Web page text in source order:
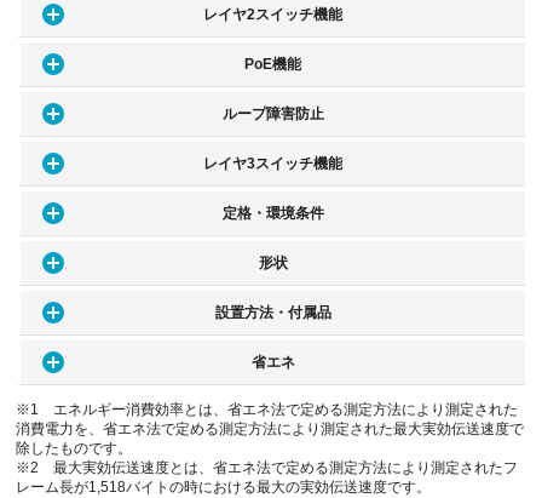
レイヤ2スイッチ機能
PoE機能
ループ障害防止
レイヤ3スイッチ機能
定格・環境条件
形状
設置方法・付属品
省エネ
※1 エネルギー消費効率とは、省エネ法で定める測定方法により測定された
消費電力を、省エネ法で定める測定方法により測定された最大実効伝送速度で
除したものです。
※2 最大実効伝送速度とは、省エネ法で定める測定方法により測定されたフ
レーム長が1,518バイトの時における最大の実効伝送速度です。